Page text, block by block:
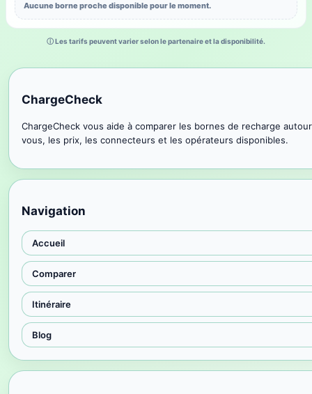
Aucune borne proche disponible pour le moment.
ⓘ Les tarifs peuvent varier selon le partenaire et la disponibilité.
ChargeCheck
ChargeCheck vous aide à comparer les bornes de recharge
vous, les prix, les connecteurs et les opérateurs disponibles.
Navigation
Accueil
Comparer
Itinéraire
Blog